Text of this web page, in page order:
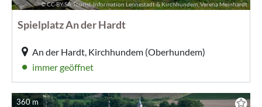
© CC-BY-SA Tourist-Information Lennestadt & Kirchhundem, Verena Meinhardt
Spielplatz An der Hardt
An der Hardt, Kirchhundem (Oberhundem)
immer geöffnet
360 m